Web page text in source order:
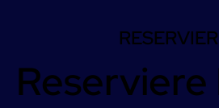
Reserviere